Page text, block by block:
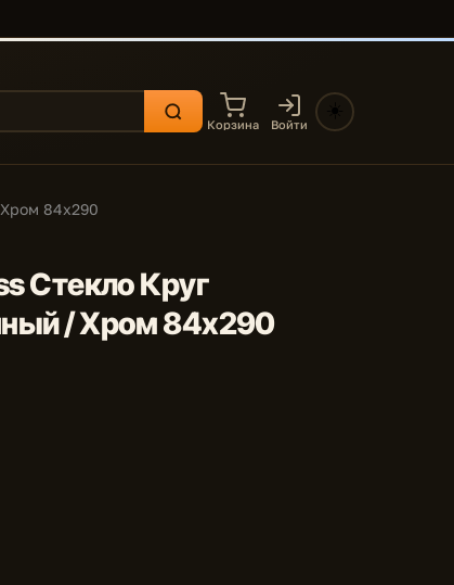
Корзина Войти
Хром 84x290
Стекло Круг
/ Хром 84x290